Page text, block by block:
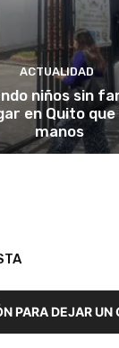
ACTUALIDAD
niños sin
en Quito
manos
PARA DEJAR UN